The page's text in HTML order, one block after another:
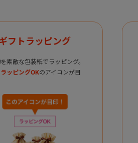
フトラッピング
素敵な包装紙でラッピング。
ッピングOKのアイコンが目